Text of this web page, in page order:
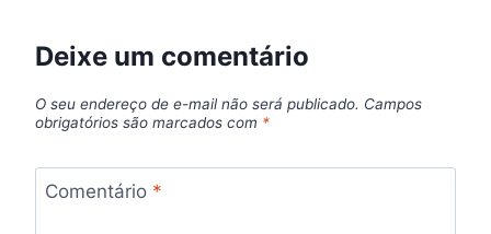
Deixe um comentário
O seu endereço de e-mail não será publicado. Campos
obrigatórios são marcados com *
Comentário *